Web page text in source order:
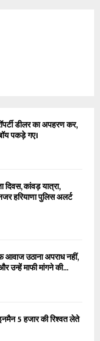
डीलर का अपहरण कर,
पकड़े गए।
कांवड़ यात्रा,
हरियाणा पुलिस अलर्ट
आवाज उठाना अपराध नहीं,
उन्हें माफी मांगने की...
5 हजार की रिश्वत लेते